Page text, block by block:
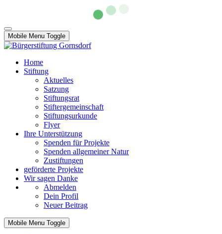
Mobile Menu Toggle
Home
Stiftung
Aktuelles
Satzung
Stiftungsrat
Stiftergemeinschaft
Stiftungsurkunde
Flyer
Ihre Unterstützung
Spenden für Projekte
Spenden allgemeiner Natur
Zustiftungen
geförderte Projekte
Wir sagen Danke
Abmelden
Dein Profil
Neuer Beitrag
Mobile Menu Toggle